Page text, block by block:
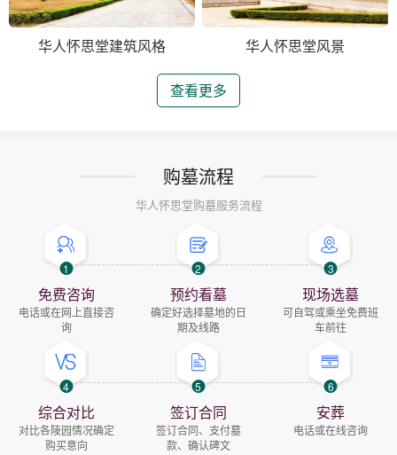
华人怀思堂建筑风格 华人怀思堂风景
查看更多
购墓流程
华人怀思堂购墓服务流程
1
免费咨询
电话或在网上直接咨
询
2
预约看墓
确定好选择墓地的日
期及线路
3
现场选墓
可自驾或乘坐免费班
车前往
4
综合对比
对比各陵园情况确定
购买意向
5
签订合同
签订合同、支付墓
款、确认碑文
6
安葬
电话或在线咨询